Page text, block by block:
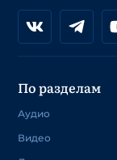
По разделам
Аудио
Видео